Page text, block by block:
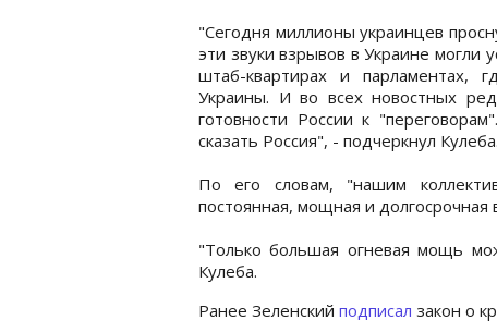
"Сегодня миллионы украинцев
эти звуки взрывов в Украине могли
штаб-квартирах и парламентах,
Украины. И во всех новостных
готовности России к
сказать Россия", - подчеркнул Кулеба.
По его словам, "нашим
постоянная, мощная и
"Только большая огневая мощь
Кулеба.
Ранее Зеленский подписал закон о